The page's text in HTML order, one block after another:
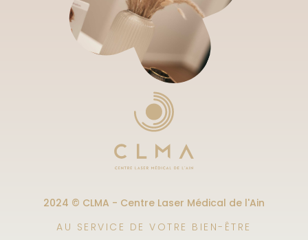
2024 © CLMA - Centre Laser Médical de l'Ain
AU SERVICE DE VOTRE BIEN-ÊTRE